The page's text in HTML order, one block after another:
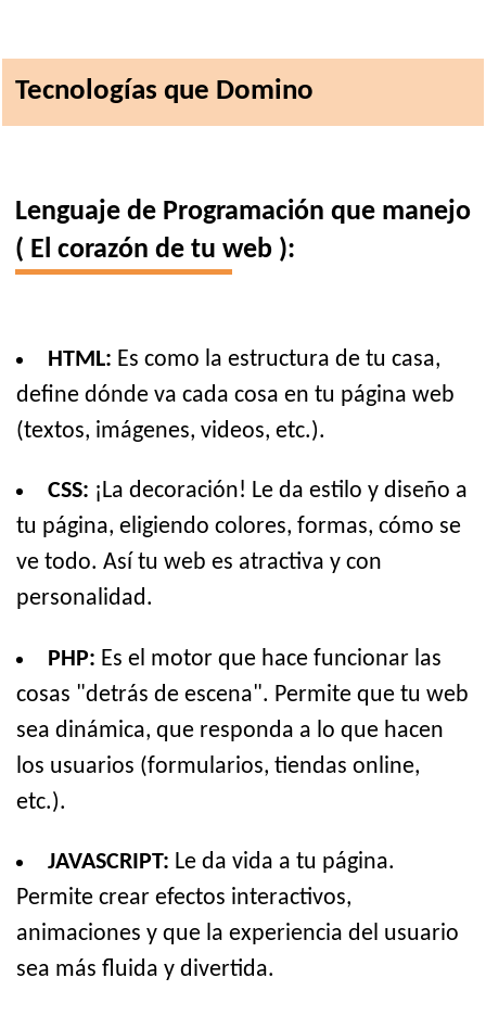
Tecnologías que Domino
Lenguaje de Programación que manejo
( El corazón de tu web ):
HTML: Es como la estructura de tu casa,
define dónde va cada cosa en tu página web
(textos, imágenes, videos, etc.).
CSS: ¡La decoración! Le da estilo y diseño a
tu página, eligiendo colores, formas, cómo se
ve todo. Así tu web es atractiva y con
personalidad.
PHP: Es el motor que hace funcionar las
cosas "detrás de escena". Permite que tu web
sea dinámica, que responda a lo que hacen
los usuarios (formularios, tiendas online,
etc.).
JAVASCRIPT: Le da vida a tu página.
Permite crear efectos interactivos,
animaciones y que la experiencia del usuario
sea más fluida y divertida.